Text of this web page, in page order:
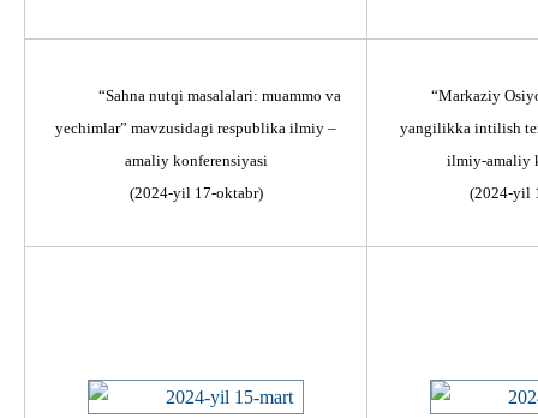
“Sahna nutqi masalalari: muammo va
yechimlar” mavzusidagi respublika ilmiy –
amaliy konferensiyasi
(2024-yil 17-oktabr)
“Markaziy
yangilikka intilish
ilmiy-amaliy
(2024-yil